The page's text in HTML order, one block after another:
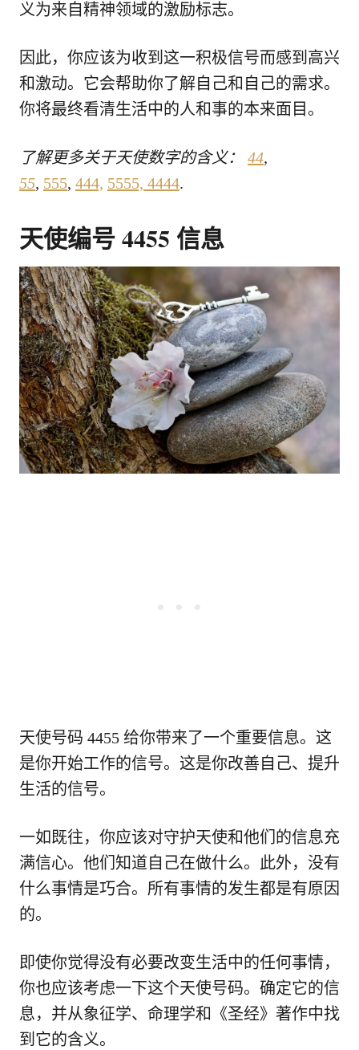
义为来自精神领域的激励标志。
因此，你应该为收到这一积极信号而感到高兴
和激动。它会帮助你了解自己和自己的需求。
你将最终看清生活中的人和事的本来面目。
了解更多关于天使数字的含义： 44,
55, 555, 444, 5555, 4444.
天使编号 4455 信息
天使号码 4455 给你带来了一个重要信息。这
是你开始工作的信号。这是你改善自己、提升
生活的信号。
一如既往，你应该对守护天使和他们的信息充
满信心。他们知道自己在做什么。此外，没有
什么事情是巧合。所有事情的发生都是有原因
的。
即使你觉得没有必要改变生活中的任何事情，
你也应该考虑一下这个天使号码。确定它的信
息，并从象征学、命理学和《圣经》著作中找
到它的含义。